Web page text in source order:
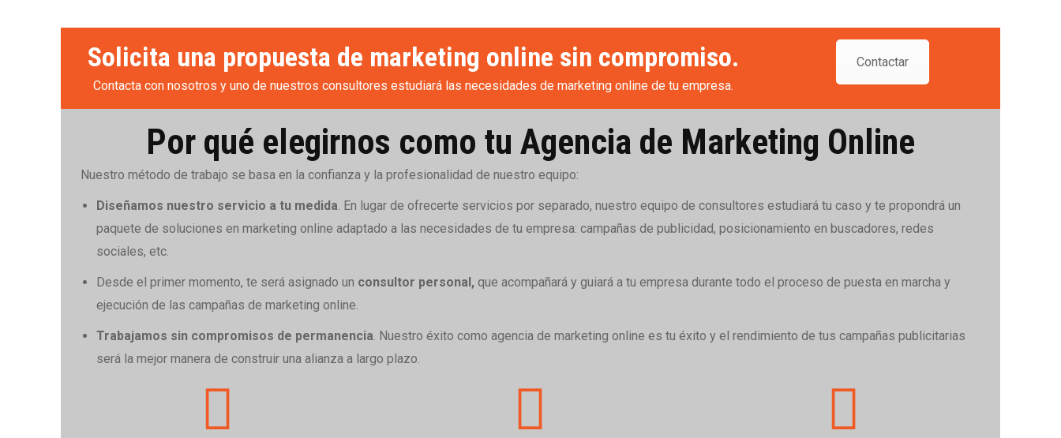
Solicita una propuesta de marketing online sin compromiso.
Contacta con nosotros y uno de nuestros consultores estudiará las necesidades de marketing online de tu empresa.
Contactar
Por qué elegirnos como tu Agencia de Marketing Online
Nuestro método de trabajo se basa en la confianza y la profesionalidad de nuestro equipo:
Diseñamos nuestro servicio a tu medida. En lugar de ofrecerte servicios por separado, nuestro equipo de consultores estudiará tu caso y te propondrá un
paquete de soluciones en marketing online adaptado a las necesidades de tu empresa: campañas de publicidad, posicionamiento en buscadores, redes
sociales, etc.
Desde el primer momento, te será asignado un consultor personal, que acompañará y guiará a tu empresa durante todo el proceso de puesta en marcha y
ejecución de las campañas de marketing online.
Trabajamos sin compromisos de permanencia. Nuestro éxito como agencia de marketing online es tu éxito y el rendimiento de tus campañas publicitarias
será la mejor manera de construir una alianza a largo plazo.